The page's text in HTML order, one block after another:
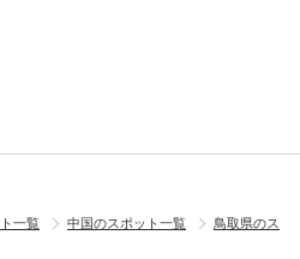
一覧 中国のスポット一覧
鳥取県のス